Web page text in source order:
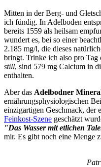
Mitten in der Berg- und
ich fündig. In Adelboden
bereits 1559 als heilsam
wundert es, bei so einer
2.185 mg/l, die dieses
bringt. Trinke ich also pro
still, sind 579 mg Calcium in
enthalten.
Aber das Adelbodner
ernährungsphysiologischen
einzigartigen Geschmack, der
Feinkost-Szene geschätzt
"Das Wasser mit etlichen
mir. Es gibt noch eine Menge